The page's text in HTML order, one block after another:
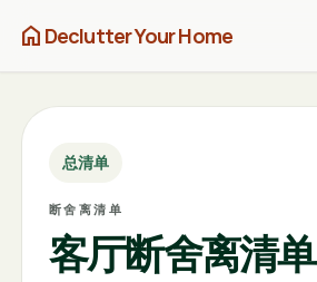
home Declutter Your Home
总清单
断舍离清单
客厅断舍离清单